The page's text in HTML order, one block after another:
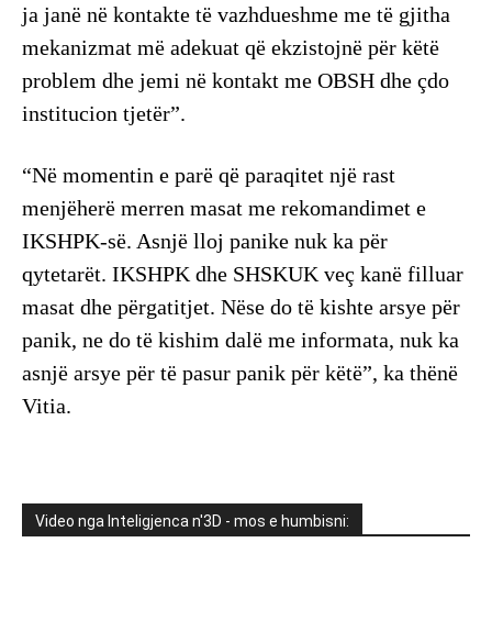
ja janë në kontakte të vazhdueshme me të gjitha
mekanizmat më adekuat që ekzistojnë për këtë
problem dhe jemi në kontakt me OBSH dhe çdo
institucion tjetër”.
“Në momentin e parë që paraqitet një rast
menjëherë merren masat me rekomandimet e
IKSHPK-së. Asnjë lloj panike nuk ka për
qytetarët. IKSHPK dhe SHSKUK veç kanë filluar
masat dhe përgatitjet. Nëse do të kishte arsye për
panik, ne do të kishim dalë me informata, nuk ka
asnjë arsye për të pasur panik për këtë”, ka thënë
Vitia.
Video nga Inteligjenca n'3D - mos e humbisni: